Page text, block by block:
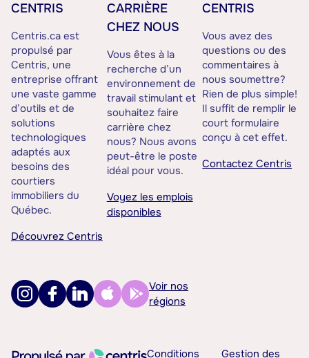
CENTRIS
Centris.ca est
propulsé par
Centris, une
entreprise offrant
une vaste gamme
d’outils et de
solutions
technologiques
adaptés aux
besoins des
courtiers
immobiliers du
Québec.
Découvrez Centris
CARRIÈRE
CHEZ NOUS
Vous êtes à la
recherche d’un
environnement de
travail stimulant et
souhaitez faire
carrière chez
nous? Nous avons
peut-être le poste
idéal pour vous.
Voyez les emplois
disponibles
CENTRIS
Vous avez des
questions ou des
commentaires à
nous soumettre?
Rien de plus simple!
Il suffit de remplir le
court formulaire
conçu à cet effet.
Contactez Centris
Voir nos
régions
Conditions Gestion des